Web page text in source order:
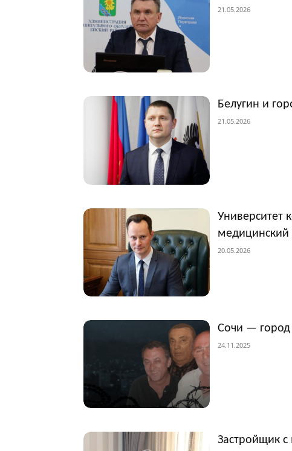
21.05.2026
Белугин и
21.05.2026
Университет
медицинский
20.05.2026
Сочи —
24.11.2025
Застройщик